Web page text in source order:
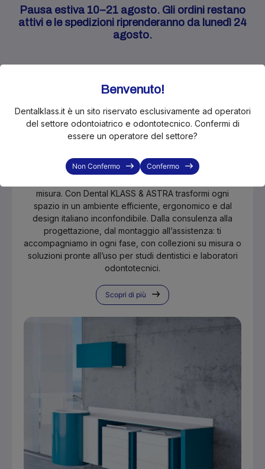
Pausa estiva 10–21 agosto. Gli ordini restano
attivi e le spedizioni riprenderanno da lunedì 24
agosto.
Stai progettando, rinnovando o
semplicemente cercando un arredo
in più per il tuo studio o laboratorio?
misura. Con Dental KLASS & ASTRA trasformi ogni
spazio in un ambiente efficiente, ergonomico e dal
design italiano inconfondibile. Dalla consulenza alla
progettazione, dal montaggio all’assistenza: ti
accompagniamo in ogni fase, con collezioni su misura o
soluzioni pronte all’uso per studi dentistici e laboratori
odontotecnici.
Scopri di più
Benvenuto!
Dentalklass.it è un sito riservato esclusivamente ad operatori
del settore odontoiatrico e odontotecnico. Confermi di
essere un operatore del settore?
Non Confermo Confermo